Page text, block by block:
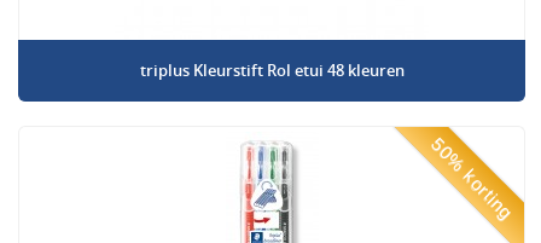
triplus Kleurstift Rol etui 48 kleuren
50% korting